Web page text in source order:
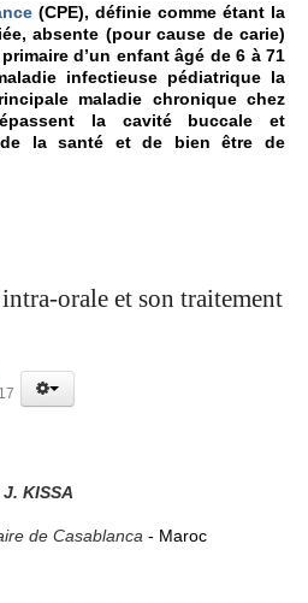
(CPE), définie comme étant la
absente (pour cause de carie)
d’un enfant âgé de 6 à 71
infectieuse pédiatrique la
maladie chronique chez
la cavité buccale et
de la santé et de bien être de
orale et son traitement
KISSA
de Casablanca - Maroc